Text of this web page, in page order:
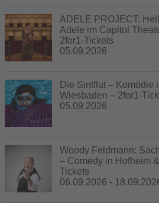
ADELE PROJECT:
Adele im Capitol
2for1-Tickets
05.09.2026
Die Sintflut – Komödie
Wiesbaden – 2for1-
05.09.2026
Woody Feldmann:
– Comedy in Hofheim
Tickets
06.09.2026 -